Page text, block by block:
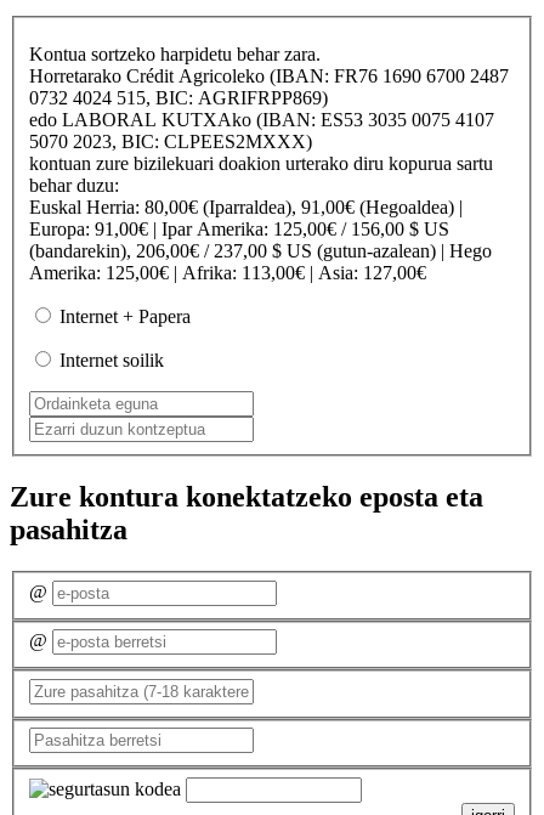
Kontua sortzeko harpidetu behar zara.
Horretarako Crédit Agricoleko (IBAN: FR76 1690 6700 2487
0732 4024 515, BIC: AGRIFRPP869)
edo LABORAL KUTXAko (IBAN: ES53 3035 0075 4107
5070 2023, BIC: CLPEES2MXXX)
kontuan zure bizilekuari doakion urterako diru kopurua sartu
behar duzu:
Euskal Herria: 80,00€ (Iparraldea), 91,00€ (Hegoaldea) |
Europa: 91,00€ | Ipar Amerika: 125,00€ / 156,00 $ US
(bandarekin), 206,00€ / 237,00 $ US (gutun-azalean) | Hego
Amerika: 125,00€ | Afrika: 113,00€ | Asia: 127,00€
Internet + Papera
Internet soilik
Zure kontura konektatzeko eposta eta
pasahitza
@
@